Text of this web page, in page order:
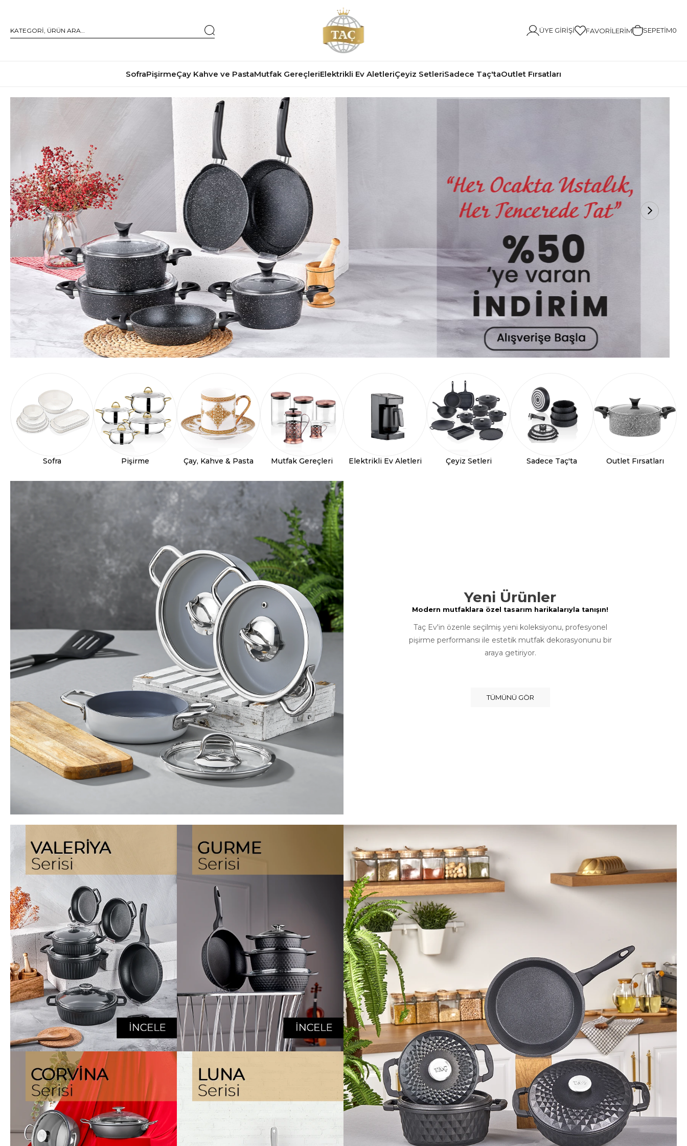
ÜYE GIRIŞI FAVORILERIM SEPETIM0
SofraPişirmeÇay Kahve ve PastaMutfak GereçleriElektrikli Ev AletleriÇeyiz SetleriSadece Taç'taOutlet Fırsatları
Sofra Pişirme Çay, Kahve & Pasta Mutfak Gereçleri Elektrikli Ev Aletleri Çeyiz Setleri Sadece Taç'ta Outlet Fırsatları
Yeni Ürünler
Modern mutfaklara özel tasarım harikalarıyla tanışın!
Taç Ev'in özenle seçilmiş yeni koleksiyonu, profesyonel
pişirme performansı ile estetik mutfak dekorasyonunu bir
araya getiriyor.
TÜMÜNÜ GÖR